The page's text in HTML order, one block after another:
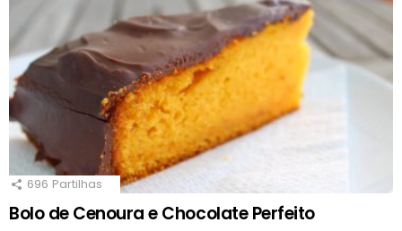
696 Partilhas
Bolo de Cenoura e Chocolate Perfeito